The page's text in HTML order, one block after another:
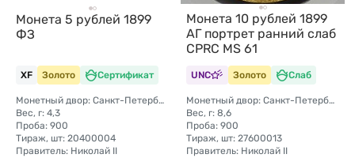
Монета 5 рублей 1899
ФЗ
XF Золото Сертификат
Монетный двор: Санкт-Петербургский монетный двор
Вес, г: 4,3
Проба: 900
Тираж, шт: 20400004
Правитель: Николай II
Монета 10 рублей 1899
АГ портрет ранний слаб
CPRC MS 61
UNC Золото Слаб
Монетный двор: Санкт-Петербургский монетный двор
Вес, г: 8,6
Проба: 900
Тираж, шт: 27600013
Правитель: Николай II